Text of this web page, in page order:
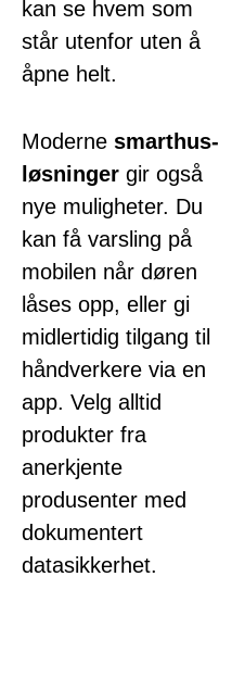
kan se hvem som
står utenfor uten å
åpne helt.
Moderne smarthus-
løsninger gir også
nye muligheter. Du
kan få varsling på
mobilen når døren
låses opp, eller gi
midlertidig tilgang til
håndverkere via en
app. Velg alltid
produkter fra
anerkjente
produsenter med
dokumentert
datasikkerhet.